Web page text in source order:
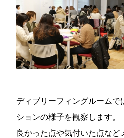
ディブリーフィングルームで
ションの様子を観察します。
良かった点や気付いた点など